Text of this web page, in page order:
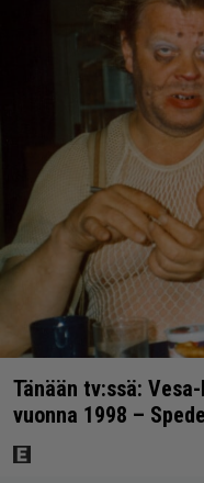
Tänään tv:ssä:
vuonna 1998 –